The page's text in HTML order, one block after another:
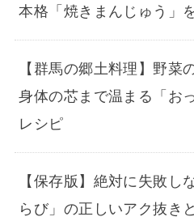
本格「焼きまんじゅう」
【群馬の郷土料理】野菜
身体の芯まで温まる「お
レシピ
【保存版】絶対に失敗し
らび」の正しいアク抜き